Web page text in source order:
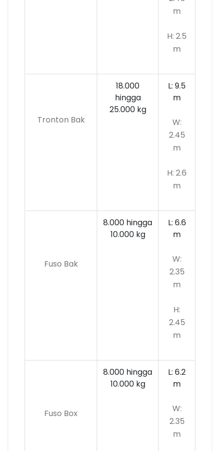
m
H: 2.5
m
Tronton Bak
18.000
hingga
25.000 kg
L: 9.5
m
W:
2.45
m
H: 2.6
m
Fuso Bak
8.000 hingga
10.000kg
L: 6.6
m
W:
2.35
m
H:
2.45
m
Fuso Box
8.000 hingga
10.000 kg
L: 6.2
m
W:
2.35
m